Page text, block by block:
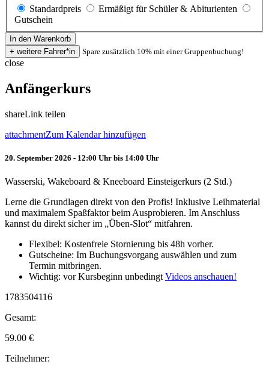
Standardpreis
Ermäßigt für Schüler & Abiturienten
Gutschein
Spare zusätzlich 10% mit einer Gruppenbuchung!
close
Anfängerkurs
shareLink teilen
attachmentZum Kalendar hinzufügen
20. September 2026 - 12:00 Uhr bis 14:00 Uhr
Wasserski, Wakeboard & Kneeboard Einsteigerkurs (2 Std.)
Lerne die Grundlagen direkt von den Profis! Inklusive Leihmaterial
und maximalem Spaßfaktor beim Ausprobieren. Im Anschluss
kannst du direkt sicher im „Üben-Slot“ mitfahren.
Flexibel: Kostenfreie Stornierung bis 48h vorher.
Gutscheine: Im Buchungsvorgang auswählen und zum
Termin mitbringen.
Wichtig: vor Kursbeginn unbedingt Videos anschauen!
1783504116
Gesamt:
59.00 €
Teilnehmer: